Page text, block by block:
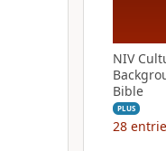
NIV
Bible
PLUS
28